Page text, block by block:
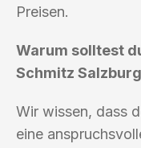
Preisen.
Warum solltest
Schmitz
Wir wissen, dass
eine